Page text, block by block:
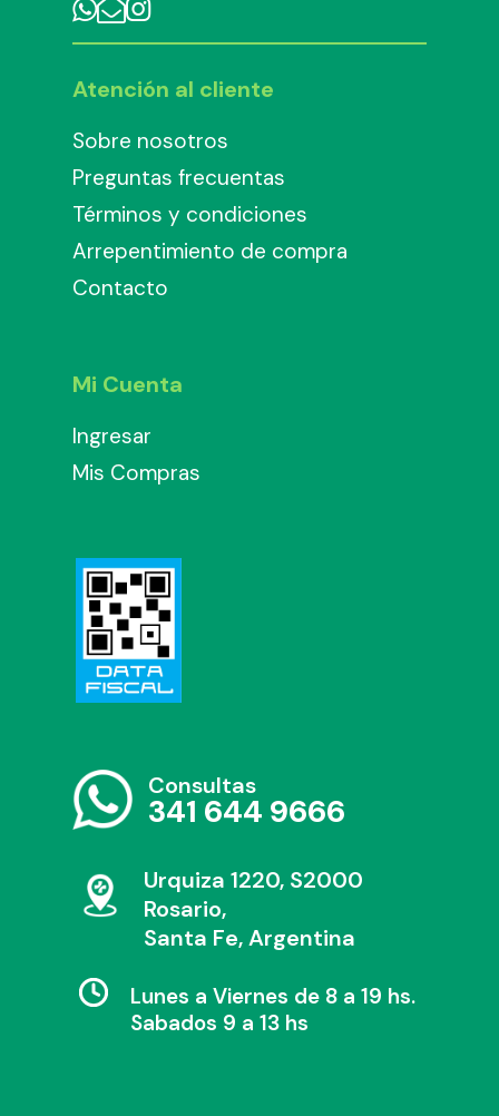
Atención al cliente
Sobre nosotros
Preguntas frecuentas
Términos y condiciones
Arrepentimiento de compra
Contacto
Mi Cuenta
Ingresar
Mis Compras
Consultas
341 644 9666
Urquiza 1220, S2000
Rosario,
Santa Fe, Argentina
Lunes a Viernes de 8 a 19 hs.
Sabados 9 a 13 hs